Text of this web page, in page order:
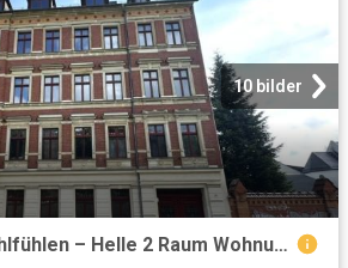
10 bilder
Einziehen und wohlfühlen – Helle 2 Raum Wohnung mit großer Küche